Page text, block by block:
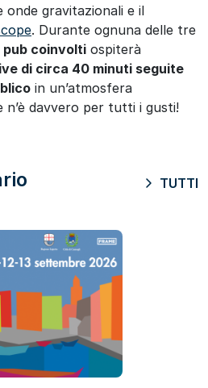
onde gravitazionali e il
. Durante ognuna delle tre
pub coinvolti ospiterà
di circa 40 minuti seguite
in un’atmosfera
n’è davvero per tutti i gusti!
TUTTI